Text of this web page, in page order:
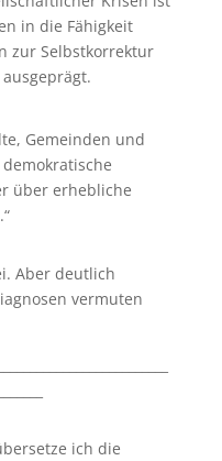
in die Fähigkeit
zur Selbstkorrektur
Gemeinden und
über erhebliche
Aber deutlich
vermuten
ich die